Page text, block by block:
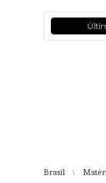
A banalidade
Brasil